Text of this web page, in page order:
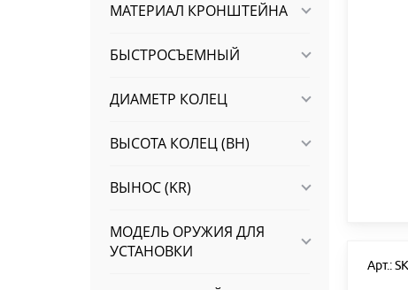
МАТЕРИАЛ КРОНШТЕЙНА
БЫСТРОСЪЕМНЫЙ
ДИАМЕТР КОЛЕЦ
ВЫСОТА КОЛЕЦ (BH)
ВЫНОС (KR)
МОДЕЛЬ ОРУЖИЯ ДЛЯ
УСТАНОВКИ
Арт.: